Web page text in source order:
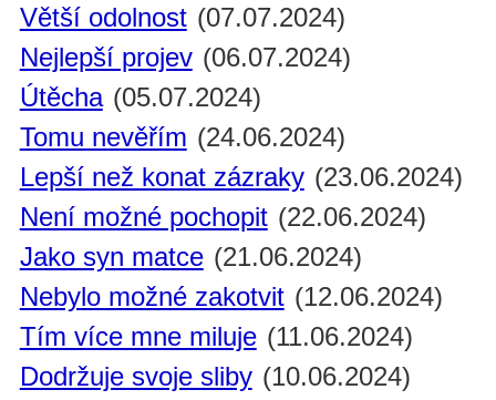
Větší odolnost (07.07.2024)
Nejlepší projev (06.07.2024)
Útěcha (05.07.2024)
Tomu nevěřím (24.06.2024)
Lepší než konat zázraky (23.06.2024)
Není možné pochopit (22.06.2024)
Jako syn matce (21.06.2024)
Nebylo možné zakotvit (12.06.2024)
Tím více mne miluje (11.06.2024)
Dodržuje svoje sliby (10.06.2024)